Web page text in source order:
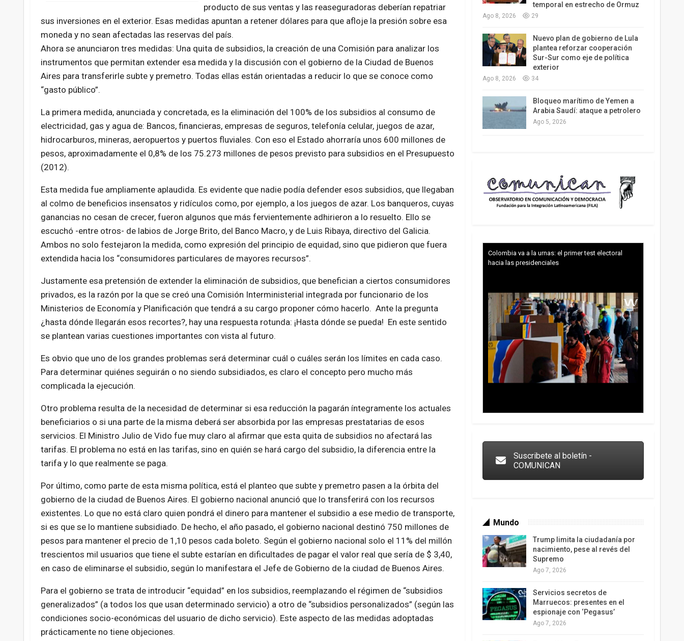
producto de sus ventas y las reaseguradoras deberían repatriar
sus inversiones en el exterior. Esas medidas apuntan a retener dólares para que afloje la presión sobre esa
moneda y no sean afectadas las reservas del país.
Ahora se anunciaron tres medidas: Una quita de subsidios, la creación de una Comisión para analizar los
instrumentos que permitan extender esa medida y la discusión con el gobierno de la Ciudad de Buenos
Aires para transferirle subte y premetro. Todas ellas están orientadas a reducir lo que se conoce como
“gasto público”.
La primera medida, anunciada y concretada, es la eliminación del 100% de los subsidios al consumo de
electricidad, gas y agua de: Bancos, financieras, empresas de seguros, telefonía celular, juegos de azar,
hidrocarburos, mineras, aeropuertos y puertos fluviales. Con eso el Estado ahorraría unos 600 millones de
pesos, aproximadamente el 0,8% de los 75.273 millones de pesos previsto para subsidios en el Presupuesto
(2012).
Esta medida fue ampliamente aplaudida. Es evidente que nadie podía defender esos subsidios, que llegaban
al colmo de beneficios insensatos y ridículos como, por ejemplo, a los juegos de azar. Los banqueros, cuyas
ganancias no cesan de crecer, fueron algunos que más fervientemente adhirieron a lo resuelto. Ello se
escuchó -entre otros- de labios de Jorge Brito, del Banco Macro, y de Luis Ribaya, directivo del Galicia.
Ambos no solo festejaron la medida, como expresión del principio de equidad, sino que pidieron que fuera
extendida hacia los “consumidores particulares de mayores recursos”.
Justamente esa pretensión de extender la eliminación de subsidios, que benefician a ciertos consumidores
privados, es la razón por la que se creó una Comisión Interministerial integrada por funcionario de los
Ministerios de Economía y Planificación que tendrá a su cargo proponer cómo hacerlo. Ante la pregunta
¿hasta dónde llegarán esos recortes?, hay una respuesta rotunda: ¡Hasta dónde se pueda! En este sentido
se plantean varias cuestiones importantes con vista al futuro.
Es obvio que uno de los grandes problemas será determinar cuál o cuáles serán los límites en cada caso.
Para determinar quiénes seguirán o no siendo subsidiados, es claro el concepto pero mucho más
complicada la ejecución.
Otro problema resulta de la necesidad de determinar si esa reducción la pagarán íntegramente los actuales
beneficiarios o si una parte de la misma deberá ser absorbida por las empresas prestatarias de esos
servicios. El Ministro Julio de Vido fue muy claro al afirmar que esta quita de subsidios no afectará las
tarifas. El problema no está en las tarifas, sino en quién se hará cargo del subsidio, la diferencia entre la
tarifa y lo que realmente se paga.
Por último, como parte de esta misma política, está el planteo que subte y premetro pasen a la órbita del
gobierno de la ciudad de Buenos Aires. El gobierno nacional anunció que lo transferirá con los recursos
existentes. Lo que no está claro quien pondrá el dinero para mantener el subsidio a ese medio de transporte,
si es que se lo mantiene subsidiado. De hecho, el año pasado, el gobierno nacional destinó 750 millones de
pesos para mantener el precio de 1,10 pesos cada boleto. Según el gobierno nacional solo el 11% del millón
trescientos mil usuarios que tiene el subte estarían en dificultades de pagar el valor real que sería de $ 3,40,
en caso de eliminarse el subsidio, según lo manifestara el Jefe de Gobierno de la ciudad de Buenos Aires.
Para el gobierno se trata de introducir “equidad” en los subsidios, reemplazando el régimen de “subsidios
generalizados” (a todos los que usan determinado servicio) a otro de “subsidios personalizados” (según las
condiciones socio-económicas del usuario de dicho servicio). Este aspecto de las medidas adoptadas
prácticamente no tiene objeciones.
temporal en estrecho de Ormuz
Ago 8, 2026 29
Nuevo plan de gobierno de Lula
plantea reforzar cooperación
Sur-Sur como eje de política
exterior
Ago 8, 2026 34
Bloqueo marítimo de Yemen a
Arabia Saudí: ataque a petrolero
Ago 5, 2026
Colombia va a la urnas: el primer test electoral
hacia las presidenciales
Suscribete al boletín -
COMUNICAN
Mundo
Trump limita la ciudadanía por
nacimiento, pese al revés del
Supremo
Ago 7, 2026
Servicios secretos de
Marruecos: presentes en el
espionaje con ‘Pegasus’
Ago 7, 2026